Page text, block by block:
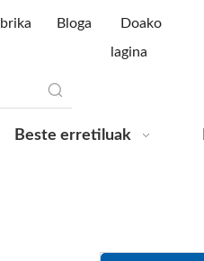
Bloga
Doako
lagina
Beste erretiluak